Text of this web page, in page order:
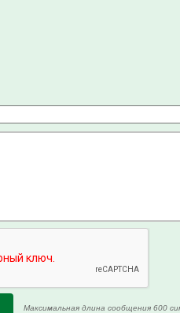
Максимальная длина сообщения 600